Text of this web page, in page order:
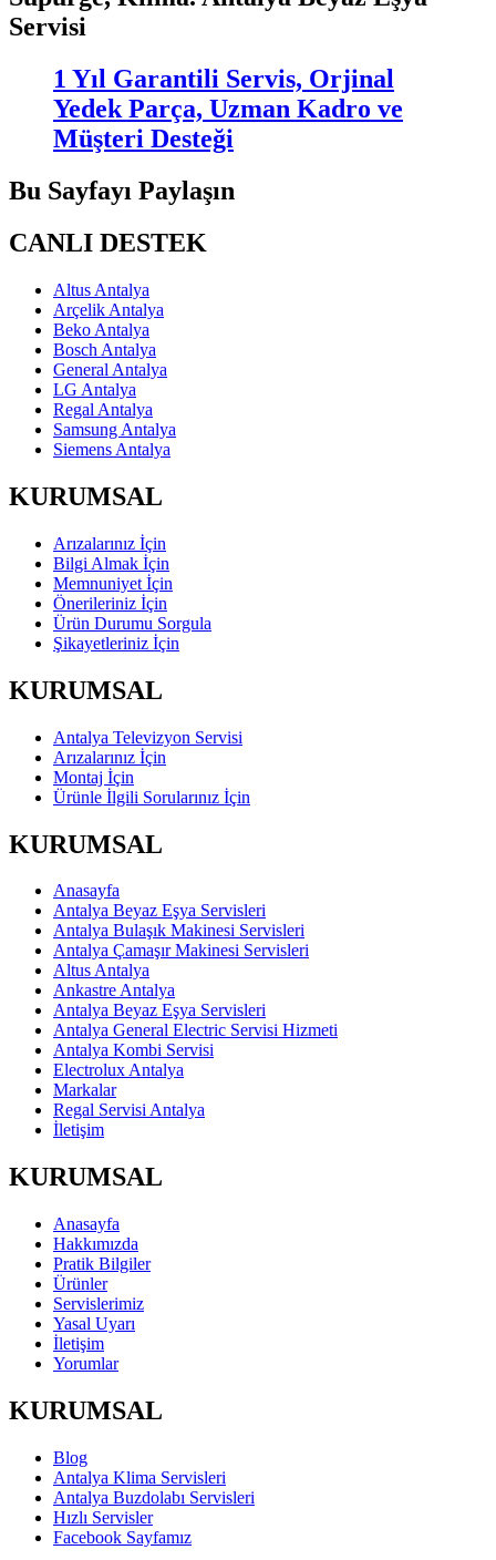
Servisi
1 Yıl Garantili Servis, Orjinal
Yedek Parça, Uzman Kadro ve
Müşteri Desteği
Bu Sayfayı Paylaşın
CANLI DESTEK
Altus Antalya
Arçelik Antalya
Beko Antalya
Bosch Antalya
General Antalya
LG Antalya
Regal Antalya
Samsung Antalya
Siemens Antalya
KURUMSAL
Arızalarınız İçin
Bilgi Almak İçin
Memnuniyet İçin
Önerileriniz İçin
Ürün Durumu Sorgula
Şikayetleriniz İçin
KURUMSAL
Antalya Televizyon Servisi
Arızalarınız İçin
Montaj İçin
Ürünle İlgili Sorularınız İçin
KURUMSAL
Anasayfa
Antalya Beyaz Eşya Servisleri
Antalya Bulaşık Makinesi Servisleri
Antalya Çamaşır Makinesi Servisleri
Altus Antalya
Ankastre Antalya
Antalya Beyaz Eşya Servisleri
Antalya General Electric Servisi Hizmeti
Antalya Kombi Servisi
Electrolux Antalya
Markalar
Regal Servisi Antalya
İletişim
KURUMSAL
Anasayfa
Hakkımızda
Pratik Bilgiler
Ürünler
Servislerimiz
Yasal Uyarı
İletişim
Yorumlar
KURUMSAL
Blog
Antalya Klima Servisleri
Antalya Buzdolabı Servisleri
Hızlı Servisler
Facebook Sayfamız